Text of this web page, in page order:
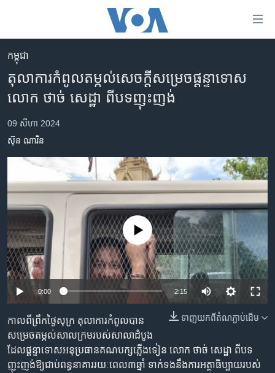
គេហទំព័រ​
ទាក់ទង
រំលង​
និង​
ទៅ​​
ទំព័រ​
ព័ត៌មាន​​
រំលង​
ចូល​
ទៅ​
ទំព័រ​
រចនា
សម្ព័ន្ធ​
រំលង​
និង​
ចូល​
ទៅ​
កាន់​
កម្ពុជា
អន្តរជាតិ
កម្ពុជាច្នៃប្រតិដ្ឋ
ព្រឹត្តិការណ៍ព័ត៌មាន
ទូរទស្សន៍ / វីដេអូ​
វិទ្យុ / ផតខាសថ៍
កម្មវិធីទាំងអស់
Khmer English
បណ្តាញ​សង្គម
កម្ពុជា
តុលាការ​កំពូល​តម្កល់​សេចក្តី​សម្រេច​ផ្តន្ទា​ទោស​
លោក ​ថាច់ សេដ្ឋា ​ពី​បទ​ញុះញង់
09 សីហា 2024
ស៊ុន ណារិន
No media source currently available
0:00 2:15
ទាញ​យក​ពី​តំណភ្ជាប់​ដើម
កាល​ពី​ព្រឹក​ថ្ងៃ​សុក្រ ​តុលាការ​កំពូល​បាន​
សម្រេច​តម្កល់​សាលក្រម​របស់​សាលា​ដំបូង​
ដែល​ផ្តន្ទា​ទោស​អនុ​ប្រធាន​គណបក្ស​ភ្លើងទៀន​ លោក​ ថាច់ ​សេដ្ឋា​ ពី​បទ​
ញុះញង់​ឱ្យ​ជាប់​ពន្ធនាគារ​រយៈ​ពេល​៣​ឆ្នាំ ​ទាក់ទង​នឹង​ការ​អត្ថាធិប្បាយ​របស់​